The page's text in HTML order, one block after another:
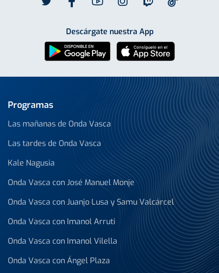
Descárgate nuestra App
Programas
Las mañanas de Onda Vasca
Las tardes de Onda Vasca
Kale Nagusia
Onda Vasca con José Manuel Monje
Onda Vasca con Juanjo Lusa y Samu Valcárcel
Onda Vasca con Imanol Arruti
Onda Vasca con Imanol Vilella
Onda Vasca con Ángel Plaza